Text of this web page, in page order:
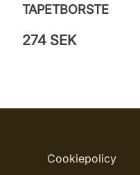
TAPETBORSTE
274 SEK
Cookiepolicy